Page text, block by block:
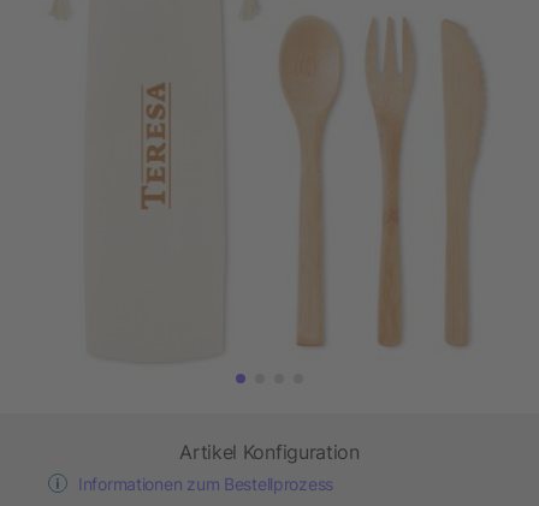
Artikel Konfiguration
Informationen zum Bestellprozess